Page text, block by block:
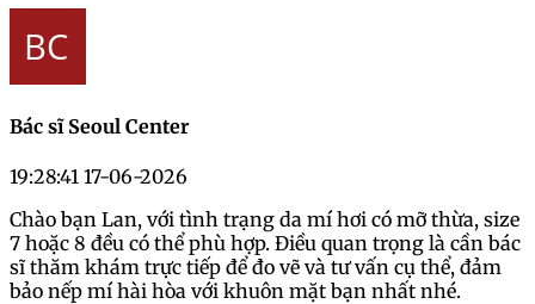
Bác sĩ Seoul Center
19:28:41 17-06-2026
Chào bạn Lan, với tình trạng da mí hơi có mỡ thừa, size
7 hoặc 8 đều có thể phù hợp. Điều quan trọng là cần bác
sĩ thăm khám trực tiếp để đo vẽ và tư vấn cụ thể, đảm
bảo nếp mí hài hòa với khuôn mặt bạn nhất nhé.